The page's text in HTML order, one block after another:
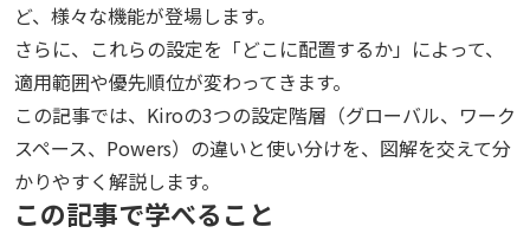
ど、様々な機能が登場します。
さらに、これらの設定を「どこに配置するか」によって、
適用範囲や優先順位が変わってきます。
この記事では、Kiroの3つの設定階層（グローバル、ワーク
スペース、Powers）の違いと使い分けを、図解を交えて分
かりやすく解説します。
この記事で学べること